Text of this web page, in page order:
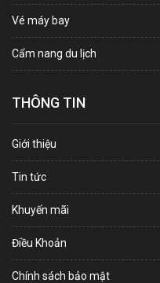
Vé máy bay
Cẩm nang du lịch
THÔNG TIN
Giới thiệu
Tin tức
Khuyến mãi
Điều Khoản
Chính sách bảo mật